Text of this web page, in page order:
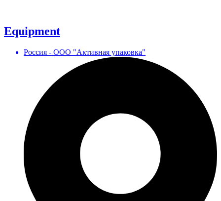
Equipment
Россия - ООО "Активная упаковка"